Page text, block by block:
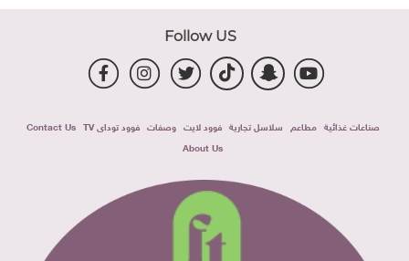
Follow US
صناعات غذائية مطاعم سلاسل تجارية فوود لايت وصفات فوود توداى TV
Contact Us
About Us